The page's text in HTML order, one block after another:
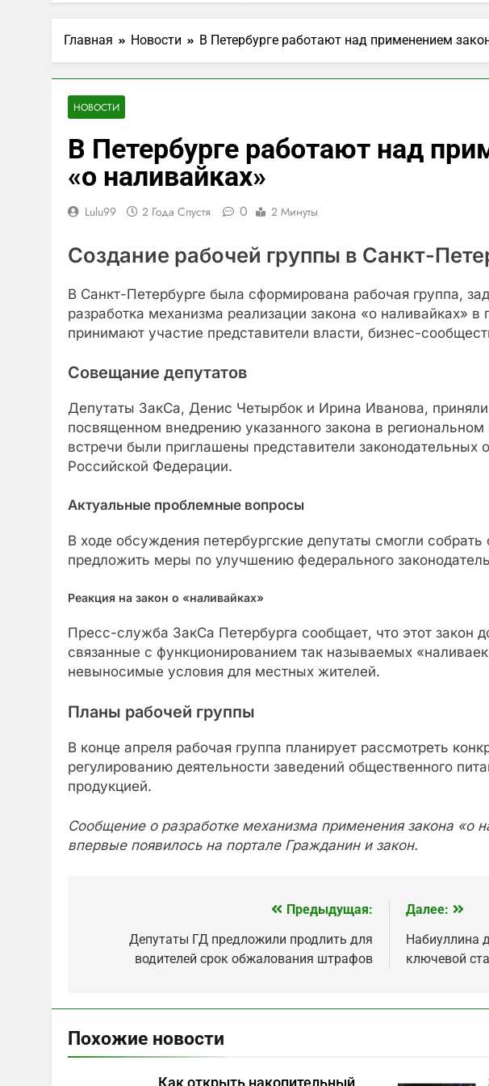
Официальный Telegram-канал
1 Год Спустя
Вклады в рублях на сегодня:
2 Года Спустя
Главная Новости В Петербурге работают над применением
НОВОСТИ
В Петербурге работают над
«о наливайках»
Lulu99 2 Года Спустя 0 2 Минуты
Создание рабочей группы в Санкт-
В Санкт-Петербурге была сформирована рабочая группа,
разработка механизма реализации закона «о наливайках» в
принимают участие представители власти, бизнес-
Совещание депутатов
Депутаты ЗакСа, Денис Четырбок и Ирина Иванова,
посвященном внедрению указанного закона в
встречи были приглашены представители законодательных
Российской Федерации.
Актуальные проблемные вопросы
В ходе обсуждения петербургские депутаты смогли
предложить меры по улучшению федерального
Реакция на закон о «наливайках»
Пресс-служба ЗакСа Петербурга сообщает, что этот закон
связанные с функционированием так называемых
невыносимые условия для местных жителей.
Планы рабочей группы
В конце апреля рабочая группа планирует рассмотреть
регулированию деятельности заведений общественного
продукцией.
Сообщение о разработке механизма применения закона «о
впервые появилось на портале Гражданин и закон.
записям
Предыдущая:
Депутаты ГД предложили продлить для
водителей срок обжалования штрафов
Далее:
Набиуллина
ключевой
Похожие новости
Как открыть накопительный